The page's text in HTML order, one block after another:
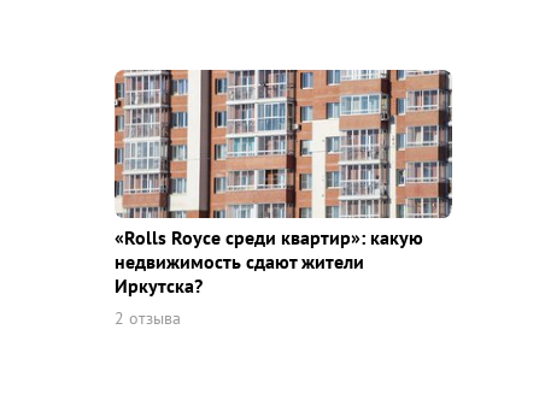
«Rolls Royce среди квaртир»: какую
недвижимость сдают жители
Иркутска?
2 отзыва